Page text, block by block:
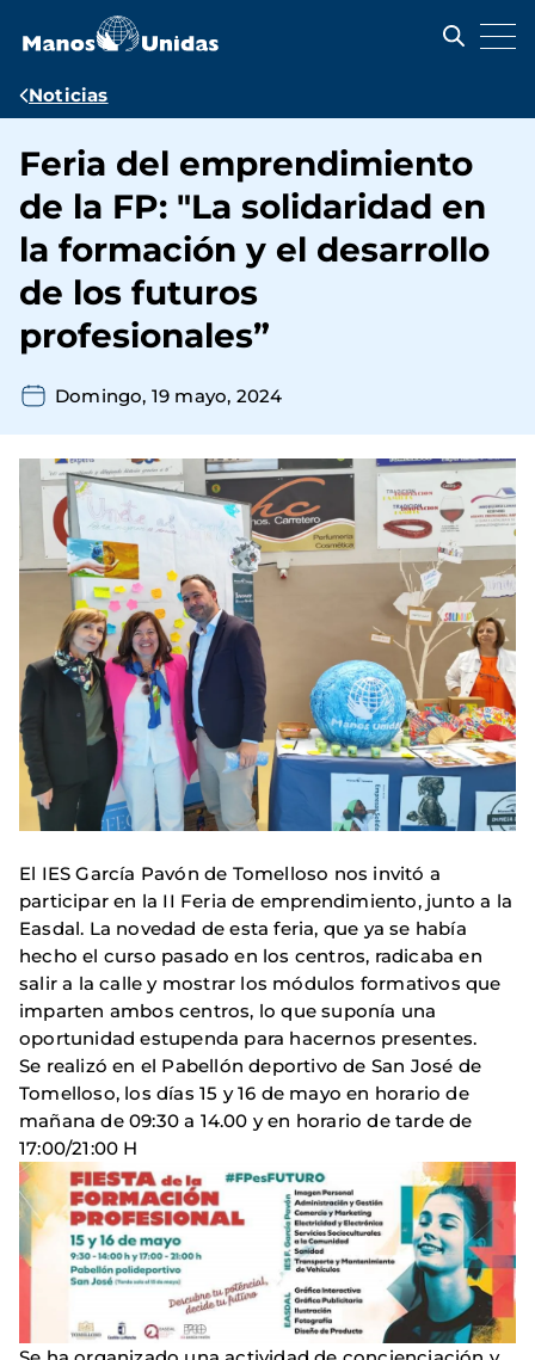
contenido
Ruta
navegación
Noticias
Feria del emprendimiento
de la FP: "La solidaridad en
la formación y el desarrollo
de los futuros
profesionales”
Domingo, 19 mayo, 2024
El IES García Pavón de Tomelloso nos invitó a
participar en la II Feria de emprendimiento, junto a la
Easdal. La novedad de esta feria, que ya se había
hecho el curso pasado en los centros, radicaba en
salir a la calle y mostrar los módulos formativos que
imparten ambos centros, lo que suponía una
oportunidad estupenda para hacernos presentes.
Se realizó en el Pabellón deportivo de San José de
Tomelloso, los días 15 y 16 de mayo en horario de
mañana de 09:30 a 14.00 y en horario de tarde de
17:00/21:00 H